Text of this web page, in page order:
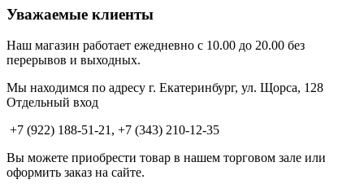
Уважаемые клиенты
Наш магазин работает ежедневно с 10.00 до 20.00 без
перерывов и выходных.
Мы находимся по адресу г. Екатеринбург, ул. Щорса, 128
Отдельный вход
+7 (922) 188-51-21, +7 (343) 210-12-35
Вы можете приобрести товар в нашем торговом зале или
оформить заказ на сайте.